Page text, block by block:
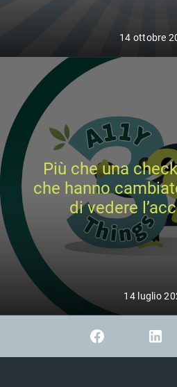
14 ottobre
Più che una
che hanno
di vedere
14 luglio